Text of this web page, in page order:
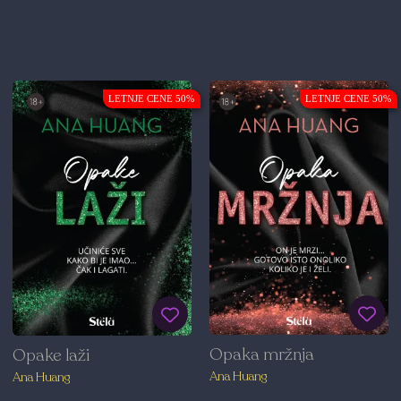
LETNJE CENE 50%
Opake laži
Ana Huang
LETNJE CENE 50%
Opaka mržnja
Ana Huang